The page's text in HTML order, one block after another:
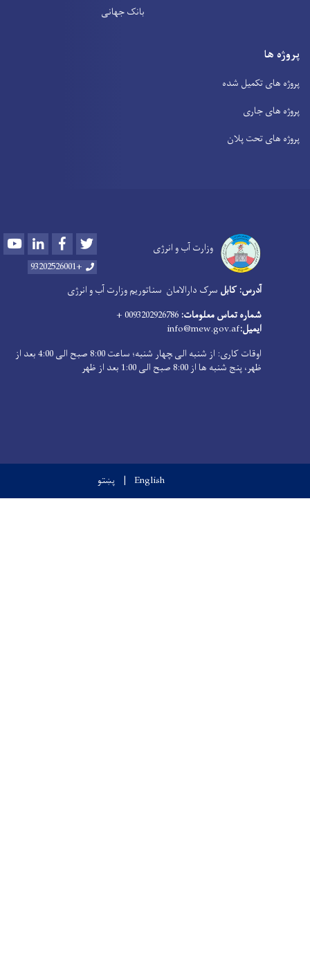
بانک جهانی
تکمیل شده
جاری
تحت پلان
وزارت آب و انرژی YoutubeLinkedIn
Twitter
آدرس: کابلسرک دارالامان سناتوریم وزارت آب و انرژی
شماره تماس معلومات:
info@mew.gov.af
اوقات کاری: از شنبه الی ‍چهار شنبه؛ ساعت 8:00 صبح الی 4:00 بعد از
ظهر، پنج شنبه ها از 8:00 صبح الی 1:00 بعد از ظهر
پښتو